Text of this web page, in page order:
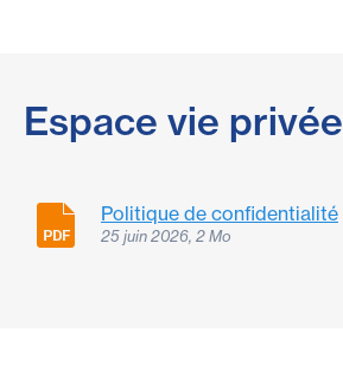
Espace vie privée
Politique de confidentialité
25 juin 2026, 2 Mo